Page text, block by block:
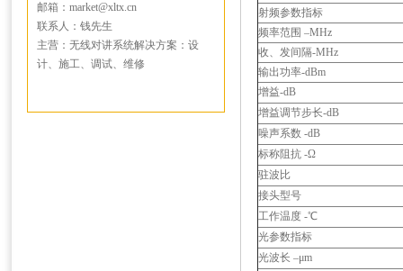
邮箱：market@xltx.cn
联系人：钱先生
主营：无线对讲系统解决方案：设
计、施工、调试、维修
射频参数指标
频率范围 –MHz
收、发间隔-MHz
输出功率-dBm
增益-dB
增益调节步长-dB
噪声系数 -dB
标称阻抗 -Ω
驻波比
接头型号
工作温度 -℃
光参数指标
光波长 –μm